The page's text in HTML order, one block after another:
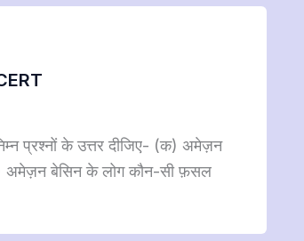
प्रश्नों के उत्तर दीजिए- (क) अमेज़न
अमेज़न बेसिन के लोग कौन-सी फ़सल